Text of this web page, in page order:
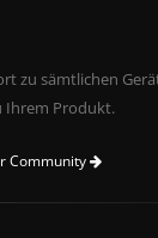
zu sämtlichen
Ihrem Produkt.
Community